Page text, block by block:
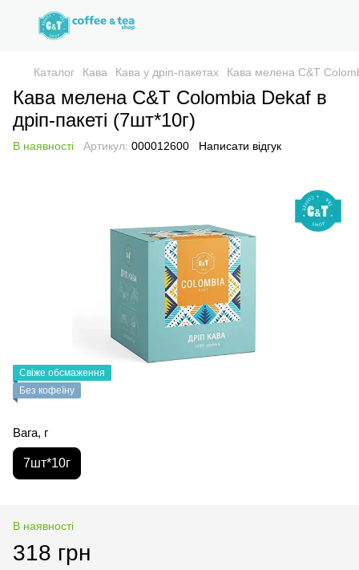
Каталог Кава Кава у дріп-пакетах Кава мелена C&T
Кава мелена C&T Colombia Dekaf в
дріп-пакеті (7шт*10г)
В наявності Артикул: 000012600 Написати відгук
Свіже обсмаження
Без кофеїну
Вага, г
7шт*10г
В наявності
318 грн